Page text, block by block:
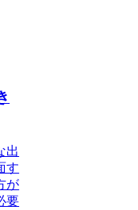
出
す
が
要